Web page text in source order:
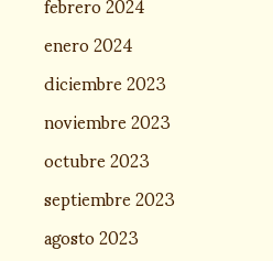
enero 2024
diciembre 2023
noviembre 2023
octubre 2023
septiembre 2023
agosto 2023